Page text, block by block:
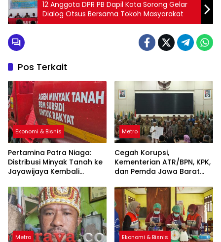
12 Anggota DPR PB Dapil Kota Sorong Gelar
Dialog Otsus Bersama Tokoh Masyarakat
Pos Terkait
Ekonomi & Bisnis
Pertamina Patra Niaga:
Distribusi Minyak Tanah ke
Jayawijaya Kembali
Metro
Cegah Korupsi,
Kementerian ATR/BPN, KPK,
dan Pemda Jawa Barat
Metro Ekonomi & Bisnis